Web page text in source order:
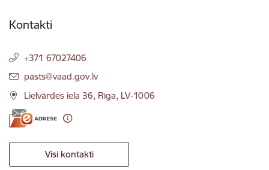
Kontakti
+371 67027406
E-pasts:
pasts@vaad.gov.lv
Lielvārdes iela 36, Rīga, LV-1006
Visi kontakti